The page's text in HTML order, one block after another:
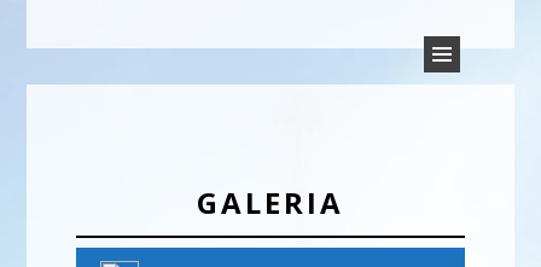
PARAFIA TRÓJCY ŚWIĘTEJ
GALERIA